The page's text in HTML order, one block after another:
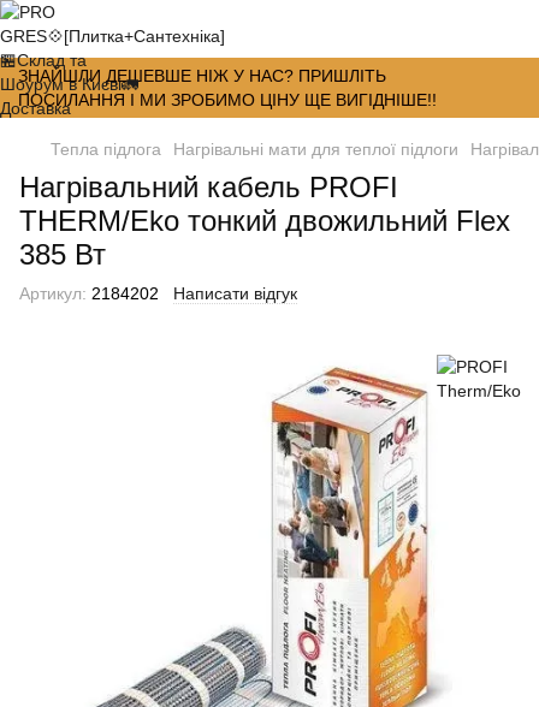
ЗНАЙШЛИ ДЕШЕВШЕ НІЖ У НАС? ПРИШЛІТЬ
ПОСИЛАННЯ І МИ ЗРОБИМО ЦІНУ ЩЕ ВИГІДНІШЕ!!
Тепла підлога Нагрівальні мати для теплої підлоги
Нагрівальний кабель PROFI
THERM/Eko тонкий двожильний Flex
385 Вт
Артикул: 2184202 Написати відгук